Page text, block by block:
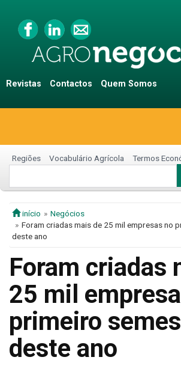
Revistas Contactos Quem Somos
Regiões Vocabulário Agrícola Termos
início
Negócios
Foram criadas mais de 25 mil empresas no
deste ano
Foram criadas
25 mil
primeiro
deste ano